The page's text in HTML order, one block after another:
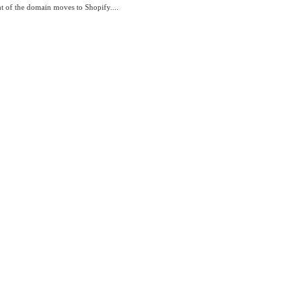
of the domain moves to Shopify....